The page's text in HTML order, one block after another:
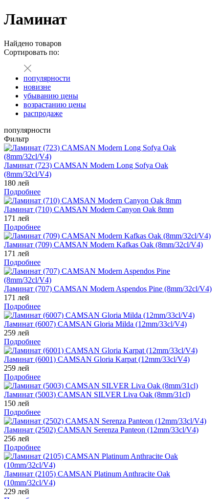
Ламинат
Найдено товаров
Сортировать по:
популярности
новизне
убыванию цены
возрастанию цены
распродаже
популярности
Фильтр
Ламинат (723) CAMSAN Modern Long Sofya Oak
(8mm/32cl/V4)
180 лей
Подробнее
Ламинат (710) CAMSAN Modern Canyon Oak 8mm
171 лей
Подробнее
Ламинат (709) CAMSAN Modern Kafkas Oak (8mm/32cl/V4)
171 лей
Подробнее
Ламинат (707) CAMSAN Modern Aspendos Pine (8mm/32cl/V4)
171 лей
Подробнее
Ламинат (6007) CAMSAN Gloria Milda (12mm/33cl/V4)
259 лей
Подробнее
Ламинат (6001) CAMSAN Gloria Karpat (12mm/33cl/V4)
259 лей
Подробнее
Ламинат (5003) СAMSAN SILVER Liva Oak (8mm/31cl)
150 лей
Подробнее
Ламинат (2502) CAMSAN Serenza Panteon (12mm/33cl/V4)
256 лей
Подробнее
Ламинат (2105) CAMSAN Platinum Anthracite Oak
(10mm/32cl/V4)
229 лей